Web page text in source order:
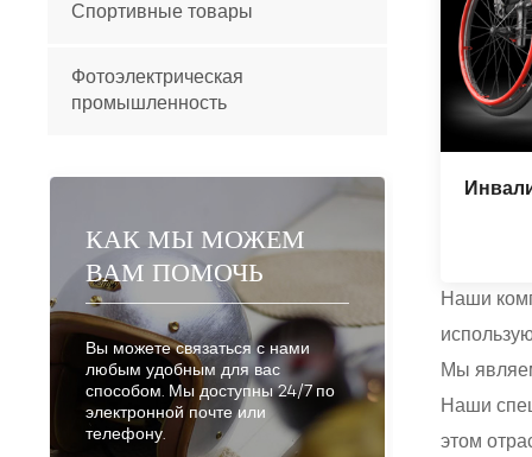
Наши
Мы
Наши
этом
Спортивные товары
Фотоэлектрическая
промышленность
КАК МЫ МОЖЕМ
ВАМ ПОМОЧЬ
Вы можете связаться с нами
любым удобным для вас
способом. Мы доступны 24/7 по
электронной почте или
телефону.